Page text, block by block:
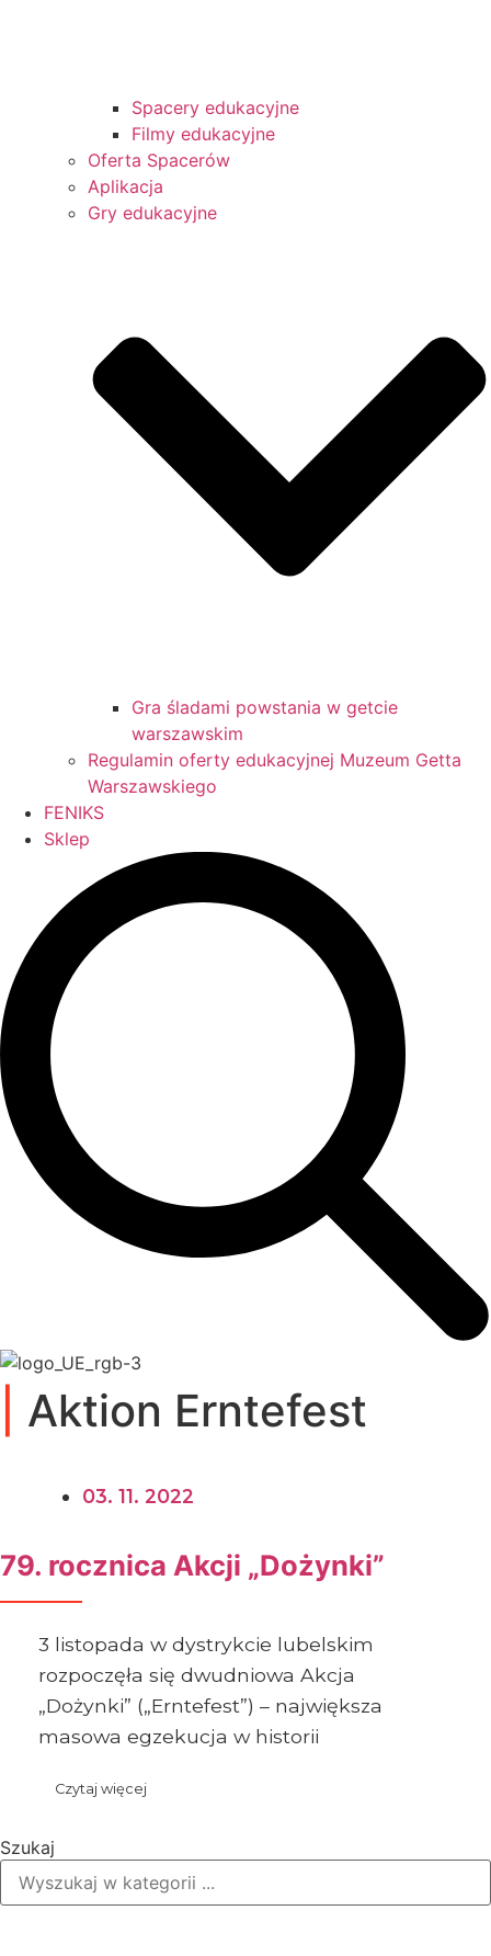
Spacery edukacyjne
Filmy edukacyjne
Oferta Spacerów
Aplikacja
Gry edukacyjne
Gra śladami powstania w getcie
warszawskim
Regulamin oferty edukacyjnej Muzeum Getta
Warszawskiego
FENIKS
Sklep
Aktion Erntefest
03. 11. 2022
79. rocznica Akcji „Dożynki”
3 listopada w dystrykcie lubelskim
rozpoczęła się dwudniowa Akcja
„Dożynki” („Erntefest”) – największa
masowa egzekucja w historii
Czytaj więcej
Szukaj